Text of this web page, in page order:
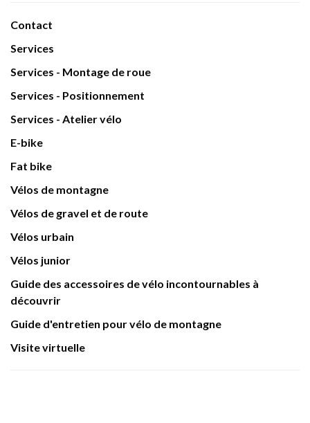
Contact
Services
Services - Montage de roue
Services - Positionnement
Services - Atelier vélo
E-bike
Fat bike
Vélos de montagne
Vélos de gravel et de route
Vélos urbain
Vélos junior
Guide des accessoires de vélo incontournables à
découvrir
Guide d'entretien pour vélo de montagne
Visite virtuelle